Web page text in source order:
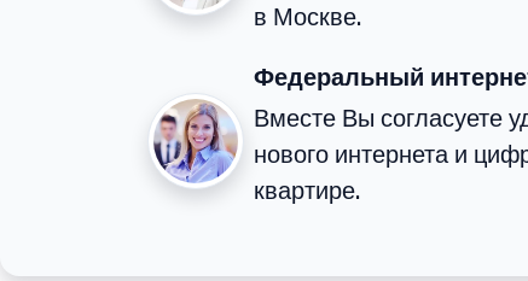
в Москве.
Федеральный
Вместе Вы согласуете
нового интернета и
квартире.